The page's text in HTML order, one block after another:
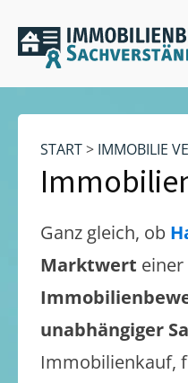
START> IMMOBILIE
Ganz gleich, ob
Marktwert
unabhängiger
Immobilienkauf,